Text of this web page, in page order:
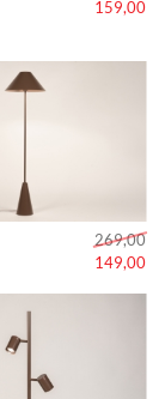
159,00
269,00
149,00